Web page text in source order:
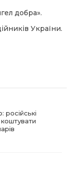
добра».
України.
російські